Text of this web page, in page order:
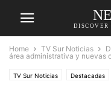
DISCOVER
Home TV Sur Noticias
área administrativa y nuevas
TV Sur Noticias Destacadas